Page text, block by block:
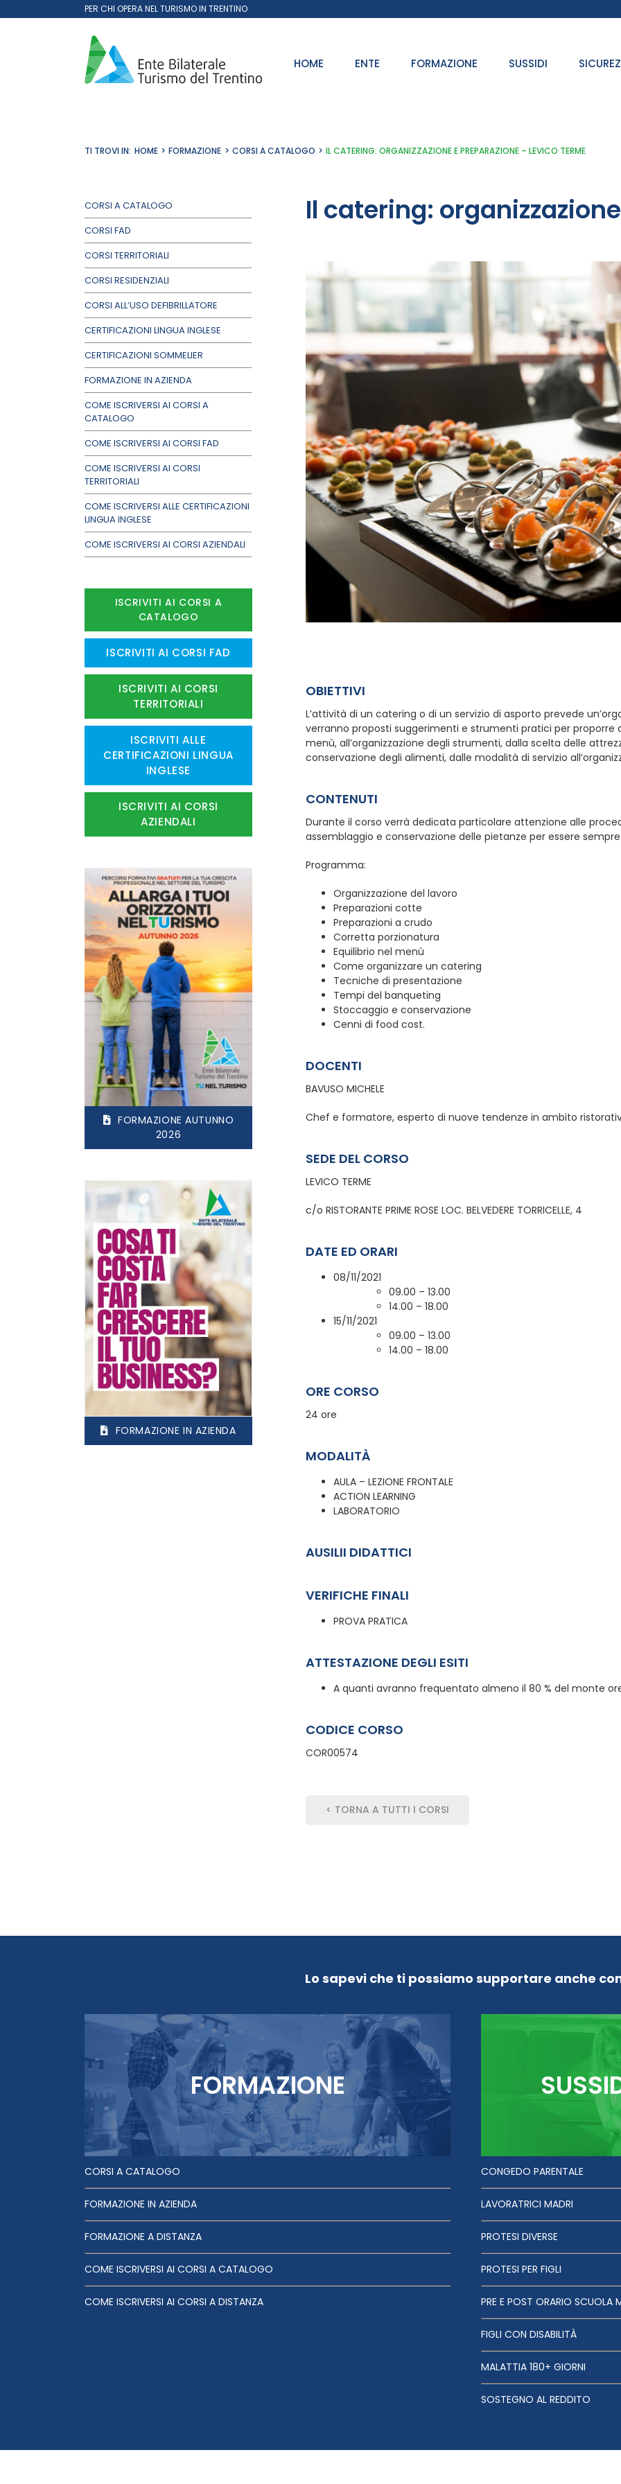
al
PER CHI OPERA NEL TURISMO IN TRENTINO
HOME ENTE FORMAZIONE SUSSIDI
TI TROVI IN: HOME FORMAZIONE CORSI A CATALOGO IL CATERING: ORGANIZZAZIONE E PREPARAZIONE – LEVICO TERME
CORSI A CATALOGO
CORSI FAD
CORSI TERRITORIALI
CORSI RESIDENZIALI
CORSI ALL’USO DEFIBRILLATORE
CERTIFICAZIONI LINGUA INGLESE
CERTIFICAZIONI SOMMELIER
FORMAZIONE IN AZIENDA
COME ISCRIVERSI AI CORSI A
CATALOGO
COME ISCRIVERSI AI CORSI FAD
COME ISCRIVERSI AI CORSI
TERRITORIALI
COME ISCRIVERSI ALLE CERTIFICAZIONI
LINGUA INGLESE
COME ISCRIVERSI AI CORSI AZIENDALI
ISCRIVITI AI CORSI A
CATALOGO
ISCRIVITI AI CORSI FAD
ISCRIVITI AI CORSI
TERRITORIALI
ISCRIVITI ALLE
CERTIFICAZIONI LINGUA
INGLESE
ISCRIVITI AI CORSI
AZIENDALI
FORMAZIONE AUTUNNO
2026
FORMAZIONE IN AZIENDA
Il catering:
OBIETTIVI
L’attività di un catering o di un servizio di asporto prevede
verranno proposti suggerimenti e strumenti pratici per proporre
menù, all’organizzazione degli strumenti, dalla scelta delle
conservazione degli alimenti, dalle modalità di servizio
CONTENUTI
Durante il corso verrà dedicata particolare attenzione alle
assemblaggio e conservazione delle pietanze per essere
Programma:
Organizzazione del lavoro
Preparazioni cotte
Preparazioni a crudo
Corretta porzionatura
Equilibrio nel menù
Come organizzare un catering
Tecniche di presentazione
Tempi del banqueting
Stoccaggio e conservazione
Cenni di food cost.
DOCENTI
BAVUSO MICHELE
Chef e formatore, esperto di nuove tendenze in ambito
SEDE DEL CORSO
LEVICO TERME
c/o RISTORANTE PRIME ROSE LOC. BELVEDERE TORRICELLE, 4
DATE ED ORARI
08/11/2021
09.00 – 13.00
14.00 – 18.00
15/11/2021
09.00 – 13.00
14.00 – 18.00
ORE CORSO
24 ore
MODALITÀ
AULA – LEZIONE FRONTALE
ACTION LEARNING
LABORATORIO
AUSILII DIDATTICI
VERIFICHE FINALI
PROVA PRATICA
ATTESTAZIONE DEGLI ESITI
A quanti avranno frequentato almeno il 80 % del monte
CODICE CORSO
COR00574
< TORNA A TUTTI I CORSI
Lo sapevi che ti possiamo supportare anche
FORMAZIONE
CORSI A CATALOGO
FORMAZIONE IN AZIENDA
FORMAZIONE A DISTANZA
COME ISCRIVERSI AI CORSI A CATALOGO
COME ISCRIVERSI AI CORSI A DISTANZA
CONGEDO PARENTALE
LAVORATRICI MADRI
PROTESI DIVERSE
PROTESI PER FIGLI
PRE E POST ORARIO SCUOLA
FIGLI CON DISABILITÀ
MALATTIA 180+ GIORNI
SOSTEGNO AL REDDITO